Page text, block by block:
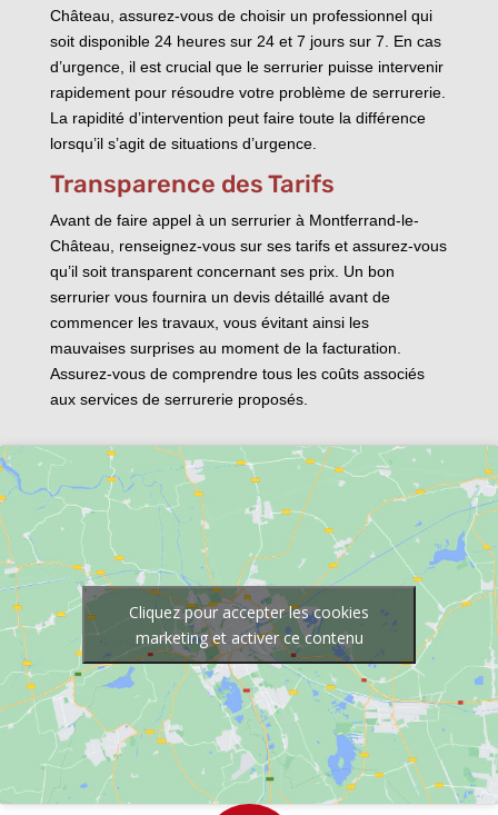
Château, assurez-vous de choisir un professionnel qui
soit disponible 24 heures sur 24 et 7 jours sur 7. En cas
d’urgence, il est crucial que le serrurier puisse intervenir
rapidement pour résoudre votre problème de serrurerie.
La rapidité d’intervention peut faire toute la différence
lorsqu’il s’agit de situations d’urgence.
Transparence des Tarifs
Avant de faire appel à un serrurier à Montferrand-le-
Château, renseignez-vous sur ses tarifs et assurez-vous
qu’il soit transparent concernant ses prix. Un bon
serrurier vous fournira un devis détaillé avant de
commencer les travaux, vous évitant ainsi les
mauvaises surprises au moment de la facturation.
Assurez-vous de comprendre tous les coûts associés
aux services de serrurerie proposés.
Cliquez pour accepter les cookies
marketing et activer ce contenu